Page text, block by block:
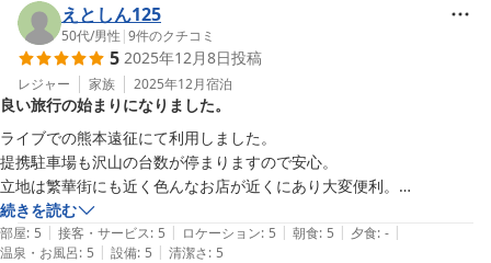
久しぶりのご家族旅行という貴重な機会に当ホテルをお選びいただ
き、誠に光栄でございます。
立地に関しましては、観光やお食事処に便利でたくさんのお客様よ
りご好評いただいております。
また、お部屋の清潔さや入口の装飾にもご満足していただけたご様
子で、大変嬉しく思います。
「また訪れた際は利用したいと思っています」とのお言葉を頂き、
大きな励みとなります。
またのご来館をスタッフ一同、心よりお待ち申し上げます。
えとしん125
50代/男性 |9件のクチコミ
5 2025年12月8日投稿
レジャー 家族 2025年12月宿泊
良い旅行の始まりになりました。
ライブでの熊本遠征にて利用しました。
提携駐車場も沢山の台数が停まりますので安心。
立地は繁華街にも近く色んなお店が近くにあり大変便利。
部屋は最上階の広めのお部屋だったのかとてもゆっくり出来ました。
続きを読む
部屋: 5 | 接客・サービス: 5 | ロケーション: 5 | 朝食: 5 | 夕食: - |
温泉・お風呂: 5 | 設備: 5 | 清潔さ: 5